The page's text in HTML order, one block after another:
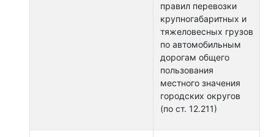
правил перевозки
крупногабаритных и
тяжеловесных грузов
по автомобильным
дорогам общего
пользования
местного значения
городских округов
(по ст. 12.211)